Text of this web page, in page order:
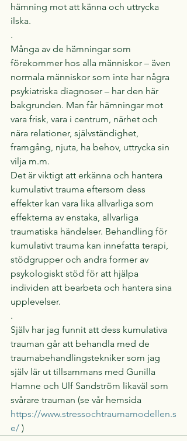
hämning mot att känna och uttrycka
ilska.
.
Många av de hämningar som
förekommer hos alla människor – även
normala människor som inte har några
psykiatriska diagnoser – har den här
bakgrunden. Man får hämningar mot
vara frisk, vara i centrum, närhet och
nära relationer, självständighet,
framgång, njuta, ha behov, uttrycka sin
vilja m.m.
Det är viktigt att erkänna och hantera
kumulativt trauma eftersom dess
effekter kan vara lika allvarliga som
effekterna av enstaka, allvarliga
traumatiska händelser. Behandling för
kumulativt trauma kan innefatta terapi,
stödgrupper och andra former av
psykologiskt stöd för att hjälpa
individen att bearbeta och hantera sina
upplevelser.
.
Själv har jag funnit att dess kumulativa
trauman går att behandla med de
traumabehandlingstekniker som jag
själv lär ut tillsammans med Gunilla
Hamne och Ulf Sandström likaväl som
svårare trauman (se vår hemsida
https://www.stressochtraumamodellen.s
e/ )